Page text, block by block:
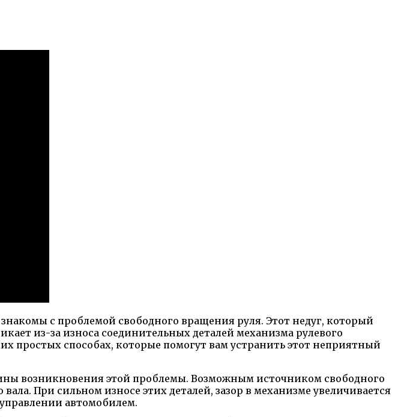
с проблемой свободного вращения руля. Этот недуг, который
из-за износа соединительных деталей механизма рулевого
простых способах, которые помогут вам устранить этот неприятный
возникновения этой проблемы. Возможным источником свободного
При сильном износе этих деталей, зазор в механизме увеличивается
автомобилем.